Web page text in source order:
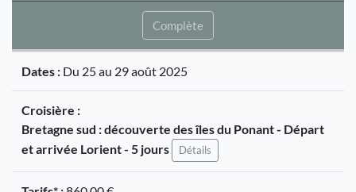
Complète
Dates : Du 25 au 29 août 2025
Croisière :
Bretagne sud : découverte des îles du Ponant - Départ
et arrivée Lorient - 5 jours
Détails